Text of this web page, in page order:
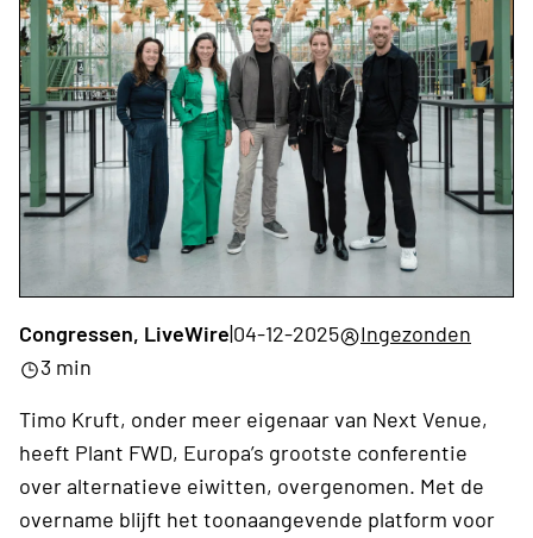
Congressen, LiveWire|04-12-2025
Ingezonden
3 min
Timo Kruft, onder meer eigenaar van Next Venue,
heeft Plant FWD, Europa’s grootste conferentie
over alternatieve eiwitten, overgenomen. Met de
overname blijft het toonaangevende platform voor